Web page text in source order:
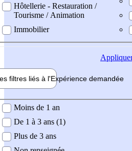
Hôtellerie - Restauration /
Tourisme / Animation
Immobilier
filtres liés à l'Expérience demandée
demandée
Moins de 1 an
De 1 à 3 ans (1)
Plus de 3 ans